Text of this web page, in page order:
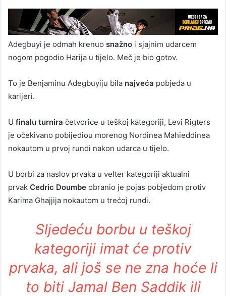
Adegbuyi je odmah krenuo snažno i sjajnim udarcem
nogom pogodio Harija u tijelo. Meč je bio gotov.
To je Benjaminu Adegbuyiju bila najveća pobjeda u
karijeri.
U finalu turnira četvorice u teškoj kategoriji, Levi Rigters
je očekivano pobijediou morenog Nordinea Mahieddinea
nokautom u prvoj rundi nakon udarca u tijelo.
U borbi za naslov prvaka u velter kategoriji aktualni
prvak Cedric Doumbe obranio je pojas pobjedom protiv
Karima Ghajjija nokautom u trećoj rundi.
Sljedeću borbu u teškoj
kategoriji imat će protiv
prvaka, ali još se ne zna hoće li
to biti Jamal Ben Saddik ili